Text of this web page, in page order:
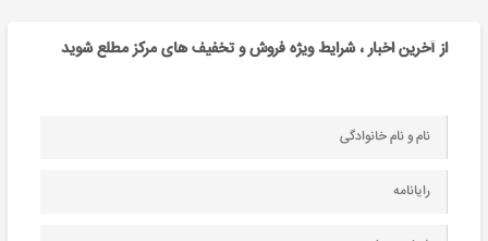
از آخرین اخبار ، شرایط ویژه فروش و تخفیف های مرکز مطلع شوید